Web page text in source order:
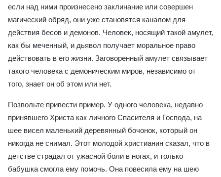
если над ними произнесено заклинание или совершен
магический обряд, они уже становятся каналом для
действия бесов и демонов. Человек, носящий такой амулет,
как бы меченный, и дьявол получает моральное право
действовать в его жизни. Заговоренный амулет связывает
такого человека с демоническим миров, независимо от
того, знает он об этом или нет.
Позвольте привести пример. У одного человека, недавно
принявшего Христа как личного Спасителя и Господа, на
шее висел маленький деревянный бочонок, который он
никогда не снимал. Этот молодой христианин сказал, что в
детстве страдал от ужасной боли в ногах, и только
бабушка смогла ему помочь. Она повесила ему на шею